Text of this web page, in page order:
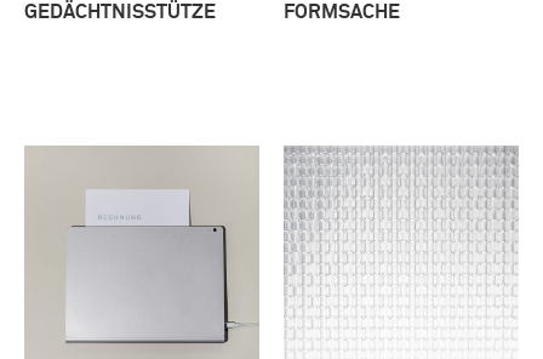
GEDÄCHTNISSTÜTZE FORMSACHE